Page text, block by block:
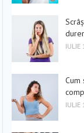
IULIE
IULIE